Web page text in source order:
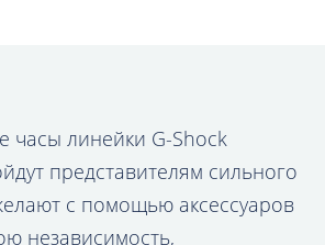
часы линейки G-Shock
представителям сильного
с помощью аксессуаров
независимость,